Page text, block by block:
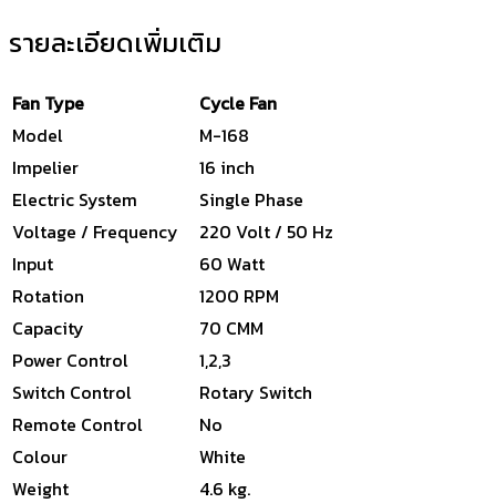
รายละเอียดเพิ่มเติม
Fan Type
Cycle Fan
Model
M-168
Impelier
16 inch
Electric System
Single Phase
Voltage / Frequency
220 Volt / 50 Hz
Input
60 Watt
Rotation
1200 RPM
Capacity
70 CMM
Power Control
1,2,3
Switch Control
Rotary Switch
Remote Control
No
Colour
White
Weight
4.6 kg.